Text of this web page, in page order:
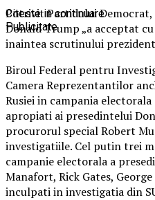
Potrivit Partidului Democrat,
Donald Trump „a acceptat
inaintea scrutinului
Biroul Federal pentru
Camera Reprezentantilor
Rusiei in campania
apropiati ai presedintelui
procurorul special Robert
investigatiile. Cel putin trei
campanie electorala a
Manafort, Rick Gates,
inculpati in investigatia din
Citeste in continuare
Publicitate